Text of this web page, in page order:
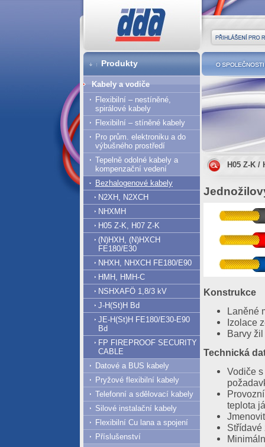
H05 Z-K /
Konstrukce
Laněné
Izolace
Barvy
Technická
Vodiče
teplota
Střídavé
O
Produkty
Kabely a vodiče
Flexibilní – nestíněné,
spirálové kabely
Flexibilní – stíněné kabely
Pro prům. elektroniku a do
výbušného prostředí
Tepelně odolné kabely a
kompenzační vedení
Bezhalogenové kabely
N2XH, N2XCH
NHXMH
H05 Z-K, H07 Z-K
(N)HXH, (N)HXCH
FE180/E30
NHXH, NHXCH FE180/E90
HMH, HMH-C
NSHXAFÖ 1,8/3 kV
J-H(St)H Bd
JE-H(St)H FE180/E30-E90
Bd
FP FIREPROOF SECURITY
CABLE
Datové a BUS kabely
Pryžové flexibilní kabely
Telefonní a sdělovací kabely
Silové instalační kabely
Flexibilní Cu lana a spojení
Příslušenství
Přihlášení pro